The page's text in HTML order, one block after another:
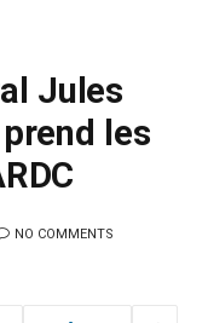
Jules
les
NO COMMENTS